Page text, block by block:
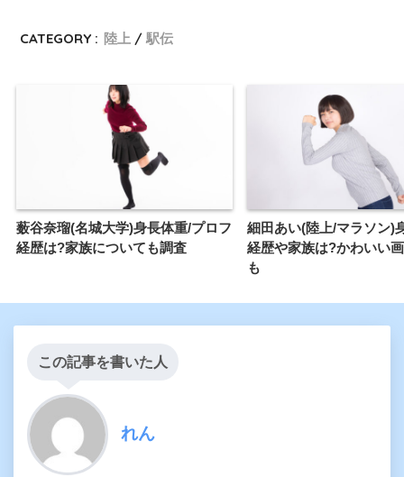
CATEGORY : 陸上 駅伝
薮谷奈瑠(名城大学)身長体重/プロフ
経歴は?家族についても調査
細田あい(陸上/マラソン)
経歴や家族は?かわいい
も
この記事を書いた人
れん